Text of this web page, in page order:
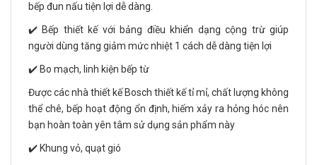
bếp đun nấu tiện lợi dễ dàng.
✔️ Bếp thiết kế với bảng điều khiển dạng cộng trừ giúp
người dùng tăng giảm mức nhiệt 1 cách dễ dàng tiện lợi
✔️ Bo mạch, linh kiện bếp từ
Được các nhà thiết kế Bosch thiết kế tỉ mỉ, chất lượng không
thể chê, bếp hoạt động ổn định, hiếm xảy ra hỏng hóc nên
bạn hoàn toàn yên tâm sử dụng sản phẩm này
✔️ Khung vỏ, quạt gió